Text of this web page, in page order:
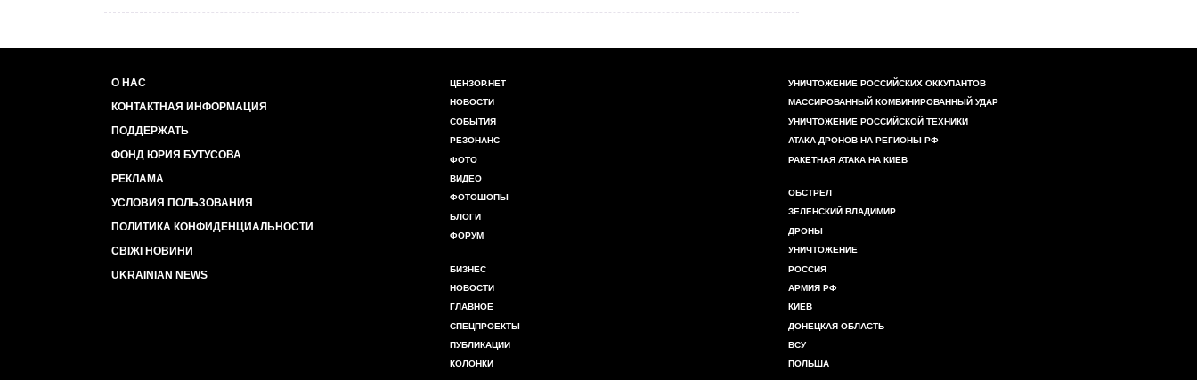
О НАС
КОНТАКТНАЯ ИНФОРМАЦИЯ
ПОДДЕРЖАТЬ
ФОНД ЮРИЯ БУТУСОВА
РЕКЛАМА
УСЛОВИЯ ПОЛЬЗОВАНИЯ
ПОЛИТИКА КОНФИДЕНЦИАЛЬНОСТИ
СВІЖІ НОВИНИ
UKRAINIAN NEWS
ЦЕНЗОР.НЕТ
НОВОСТИ
СОБЫТИЯ
РЕЗОНАНС
ФОТО
ВИДЕО
ФОТОШОПЫ
БЛОГИ
ФОРУМ
БИЗНЕС
НОВОСТИ
ГЛАВНОЕ
СПЕЦПРОЕКТЫ
ПУБЛИКАЦИИ
КОЛОНКИ
УНИЧТОЖЕНИЕ РОССИЙСКИХ ОККУПАНТОВ
МАССИРОВАННЫЙ КОМБИНИРОВАННЫЙ УДАР
УНИЧТОЖЕНИЕ РОССИЙСКОЙ ТЕХНИКИ
АТАКА ДРОНОВ НА РЕГИОНЫ РФ
РАКЕТНАЯ АТАКА НА КИЕВ
ОБСТРЕЛ
ЗЕЛЕНСКИЙ ВЛАДИМИР
ДРОНЫ
УНИЧТОЖЕНИЕ
РОССИЯ
АРМИЯ РФ
КИЕВ
ДОНЕЦКАЯ ОБЛАСТЬ
ВСУ
ПОЛЬША